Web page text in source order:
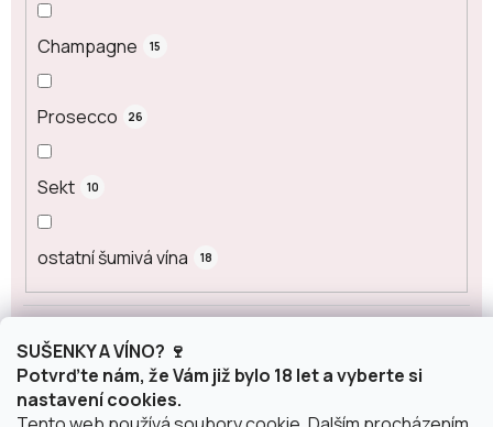
SUŠENKY A VÍNO? 🍷
Potvrďte nám, že Vám již bylo 18 let a vyberte si
nastavení cookies.
Champagne 15
Prosecco 26
Sekt 10
ostatní šumivá vína 18
0 % 0